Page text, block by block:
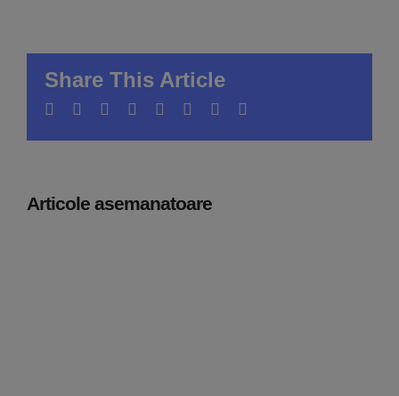
Share This Article
Facebook
TwitterLinkedInWhatsApp
TumblrPinterest
Articole asemanatoare